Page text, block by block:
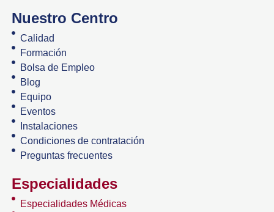
Nuestro Centro
Calidad
Formación
Bolsa de Empleo
Blog
Equipo
Eventos
Instalaciones
Condiciones de contratación
Preguntas frecuentes
Especialidades
Especialidades Médicas